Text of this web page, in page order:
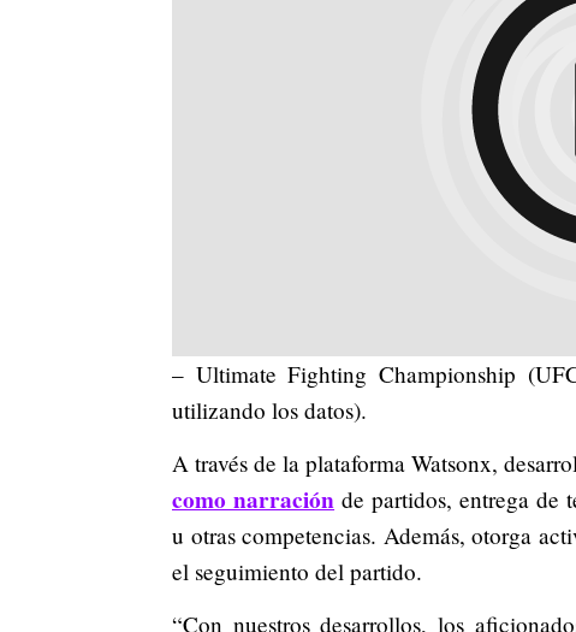
– Ultimate Fighting Championship
utilizando los datos).
A través de la plataforma Watsonx,
como narración de partidos, entrega de
u otras competencias. Además, otorga
el seguimiento del partido.
“Con nuestros desarrollos, los